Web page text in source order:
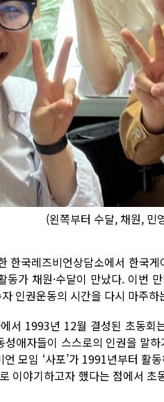
(왼쪽부터 수달, 채원, 민
한국레즈비언상담소에서 한국
동가 채원·수달이 만났다. 이번
인권운동의 시간을 다시 마주하
서 1993년 12월 결성된 초동회
애자들이 스스로의 인권을 말
모임 ‘사포’가 1991년부터 활
이야기하고자 했다는 점에서